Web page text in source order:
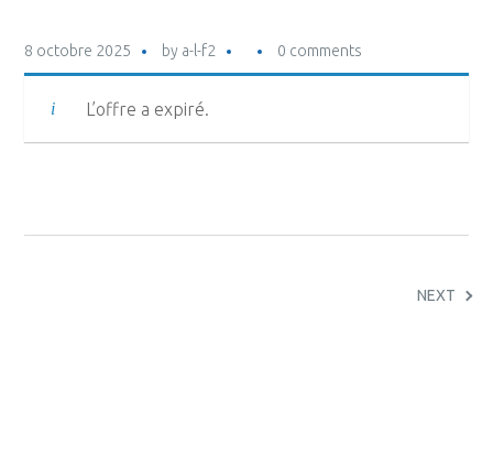
8 octobre 2025 by a-l-f2 0 comments
L’offre a expiré.
NEXT